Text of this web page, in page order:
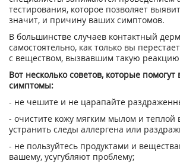
тестирования, которое позволяет
значит, и причину ваших симптомов.
В большинстве случаев контактный
самостоятельно, как только вы
с веществом, вызвавшим такую
Вот несколько советов, которые помогут
симптомы:
- не чешите и не царапайте
- очистите кожу мягким мылом и теплой
устранить следы аллергена или
- не пользуйтесь продуктами и
вашему, усугубляют проблему;